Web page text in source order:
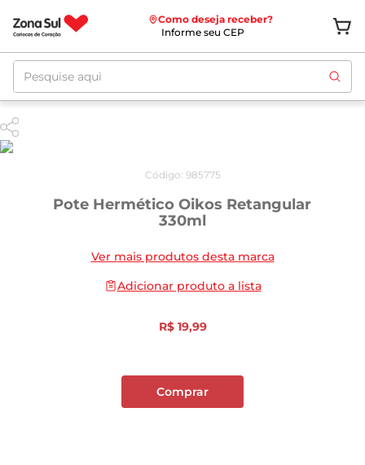
Como deseja receber?
Informe seu CEP
Pesquise aqui
Código: 985775
Pote Hermético Oikos Retangular
330ml
Ver mais produtos desta marca
Adicionar produto a lista
R$ 19,99
Comprar